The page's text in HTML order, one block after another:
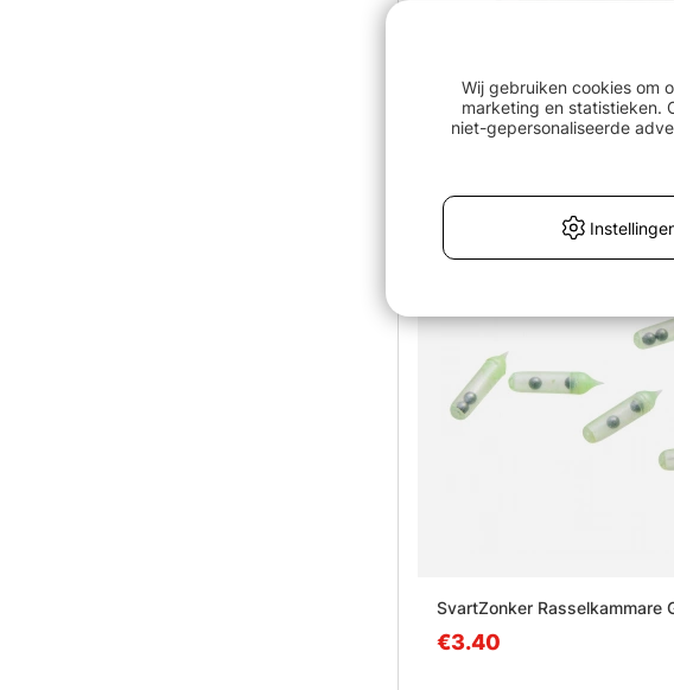
Kinetic 4 Braid 300m Dusty
SvartZonker Rasselkammare
€3.40
Wij gebruiken cookies om
marketing en statistieken.
niet-gepersonaliseerde